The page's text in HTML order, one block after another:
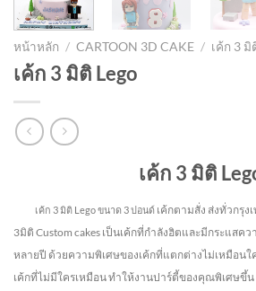
หน้าหลัก / CARTOON 3D CAKE / เค้ก 3 มิ
เค้ก 3 มิติ Lego
เค้ก 3 มิติ
เค้ก 3 มิติ Legoขนาด 3 ปอนด์ เค้กตามสั่ง ส่งทั่วกรุง
3มิติ Custom cakes เป็นเค้กที่กำลังฮิตและมีกระแสค
หลายปี ด้วยความพิเศษของเค้กที่แตกต่างไม่เหมือนใ
เค้กที่ไม่มีใครเหมือน ทำให้งานปาร์ตี้ของคุณพิเศษขึ้